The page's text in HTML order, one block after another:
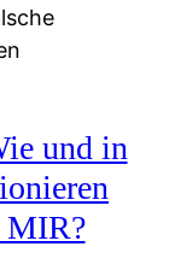
und in
MIR?